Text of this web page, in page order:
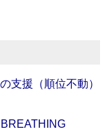
支援（順位不動）